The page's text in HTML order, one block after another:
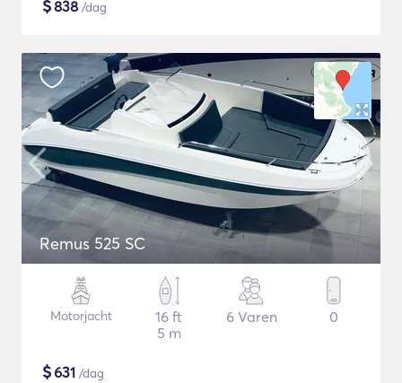
$838 /dag
Remus 525 SC
Motorjacht
16 ft
5 m
6 Varen 0
$631 /dag